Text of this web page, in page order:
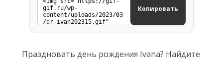
Копировать
Праздновать день рождения Ivana? Найдите